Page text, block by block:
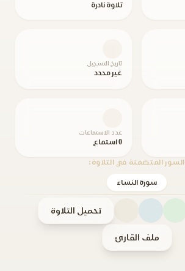
تلاوة نادرة
تاريخ التسجيل
غير محدد
عدد الاستماعات
0 استماع
السور المتضمنة في التلاوة:
سورة النساء
تحميل التلاوة
ملف القارئ